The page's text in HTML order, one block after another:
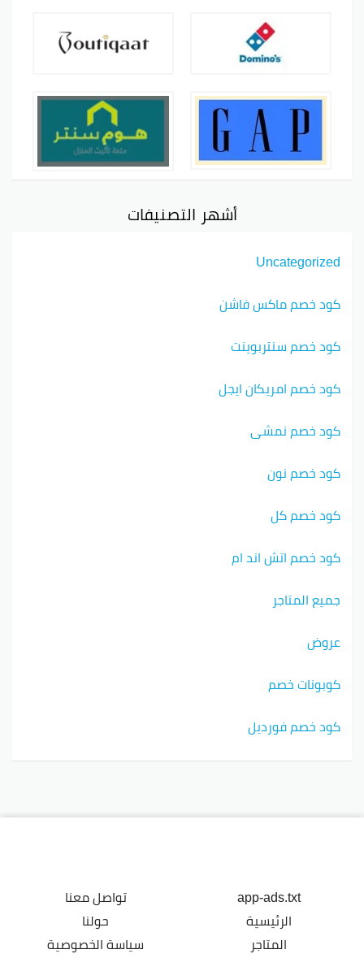
أشهر التصنيفات
Uncategorized
كود خصم ماكس فاشن
كود خصم سنتربوينت
كود خصم امريكان ايجل
كود خصم نمشي
كود خصم نون
كود خصم كل
كود خصم اتش اند ام
جميع المتاجر
عروض
كوبونات خصم
كود خصم فورديل
app-ads.txt
الرئيسية
المتاجر
تواصل معنا
حولنا
سياسة الخصوصية